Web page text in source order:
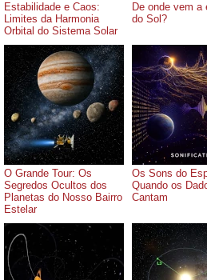
Estabilidade e Caos:
Limites da Harmonia
Orbital do Sistema Solar
De onde vem a
do Sol?
O Grande Tour: Os
Segredos Ocultos dos
Planetas do Nosso Bairro
Estelar
Os Sons do
Quando os
Cantam